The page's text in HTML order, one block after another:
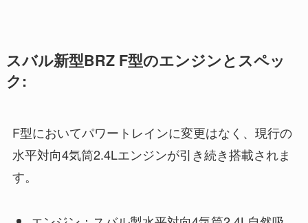
スバル新型BRZ F型のエンジンとスペッ
ク:
F型においてパワートレインに変更はなく、現行の
水平対向4気筒2.4Lエンジンが引き続き搭載されま
す。